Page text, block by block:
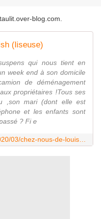
blog.com
(liseuse)
qui nous tient en
week end à son domicile
de déménagement
propriétaires !Tous ses
,son mari (dont elle est
et les enfants sont
? Fi e